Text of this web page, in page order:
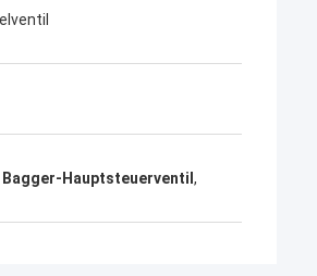
Hauptsteuerventil ,